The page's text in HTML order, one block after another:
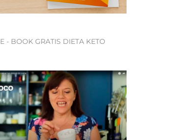
E - BOOK GRATIS DIETA KETO